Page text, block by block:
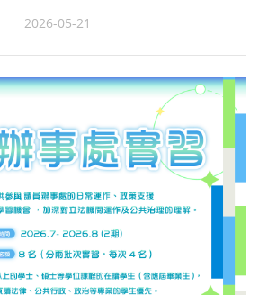
2026-05-21